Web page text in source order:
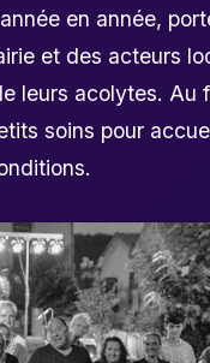
en année,
et des acteurs
leurs acolytes. Au
soins pour